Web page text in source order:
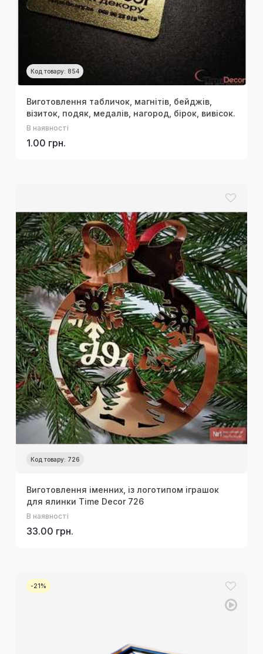
Код товару: 854
Виготовлення табличок, магнітів, бейджів,
візиток, подяк, медалів, нагород, бірок, вивісок.
В наявності
1.00 грн.
Код товару: 726
Виготовлення іменних, із логотипом іграшок
для ялинки Time Decor 726
В наявності
33.00 грн.
-21%